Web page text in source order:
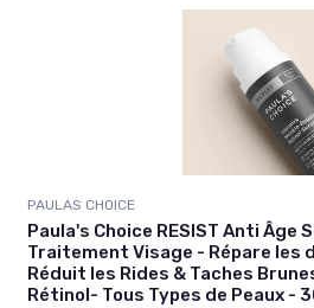
PAULAS CHOICE
Paula's Choice RESIST Anti Âge
Traitement Visage - Répare les
Réduit les Rides & Taches
Rétinol- Tous Types de Peaux -